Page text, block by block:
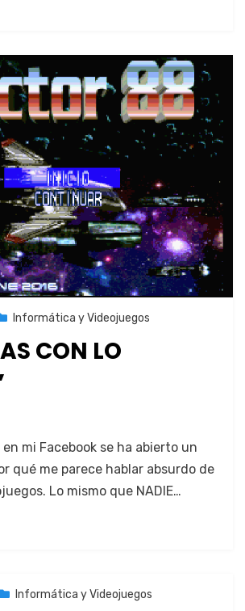
Informática y Videojuegos
CON LO
en mi Face­book se ha abier­to un
qué me parece hablar absur­do de
Lo mis­mo que NADIE…
Informática y Videojuegos